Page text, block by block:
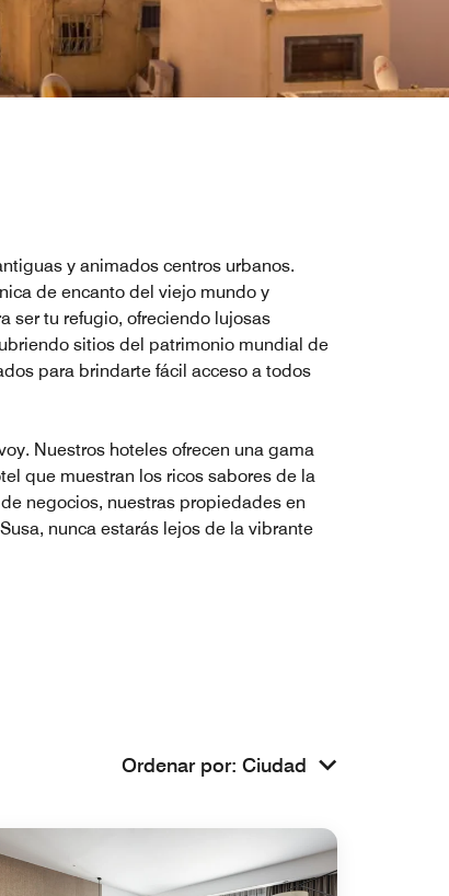
y animados centros urbanos.
de encanto del viejo mundo y
ser tu refugio, ofreciendo lujosas
sitios del patrimonio mundial de
para brindarte fácil acceso a todos
Nuestros hoteles ofrecen una gama
que muestran los ricos sabores de la
negocios, nuestras propiedades en
nunca estarás lejos de la vibrante
Ordenar por: Ciudad